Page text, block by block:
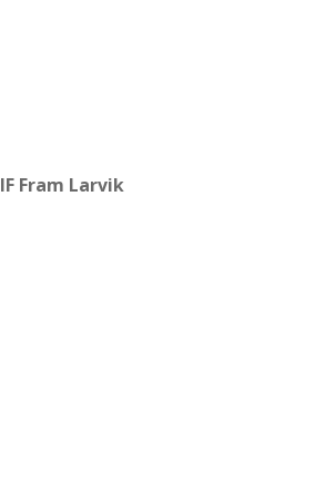
IF Fram Larvik